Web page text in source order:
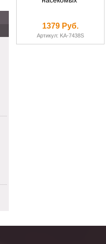
1379 Руб.
Артикул: KA-7438S